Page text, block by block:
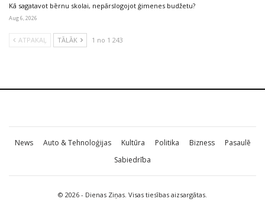
Kā sagatavot bērnu skolai, nepārslogojot ģimenes budžetu?
Aug 6, 2026
ATPAKAĻ TĀLĀK 1 no 1 243
News Auto & Tehnoloģijas Kultūra Politika Bizness
Pasaulē
Sabiedrība
© 2026 - Dienas Ziņas. Visas tiesības aizsargātas.